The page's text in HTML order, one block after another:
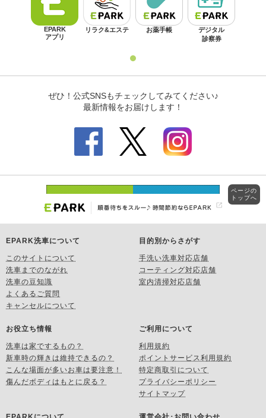
EPARK洗車について
このサイトについて
洗車までのながれ
洗車の豆知識
よくあるご質問
キャンセルについて
目的別からさがす
手洗い洗車対応店舗
コーティング対応店舗
室内清掃対応店舗
お役立ち情報
洗車は家でするもの？
新車時の輝きは維持できるの？
こんな場面が多いお車は要注意！
傷んだボディはもとに戻る？
ご利用について
利用規約
ポイントサービス利用規約
特定商取引について
プライバシーポリシー
サイトマップ
ページの
トップへ